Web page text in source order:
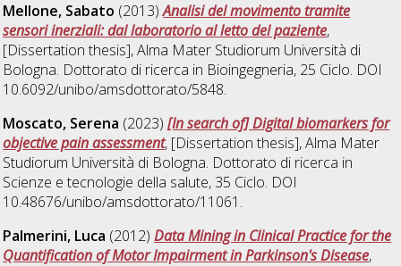
Mellone, Sabato (2013)Analisi del movimento tramite
sensori inerziali: dal laboratorio al letto del paziente,
[Dissertation thesis], Alma Mater Studiorum Università di
Bologna. Dottorato di ricerca in Bioingegneria, 25 Ciclo. DOI
10.6092/unibo/amsdottorato/5848.
Moscato, Serena (2023)[In search of] Digital biomarkers for
objective pain assessment, [Dissertation thesis], Alma Mater
Studiorum Università di Bologna. Dottorato di ricerca in
Scienze e tecnologie della salute, 35 Ciclo. DOI
10.48676/unibo/amsdottorato/11061.
Palmerini, Luca (2012)Data Mining in Clinical Practice for the
Quantification of Motor Impairment in Parkinson's Disease,